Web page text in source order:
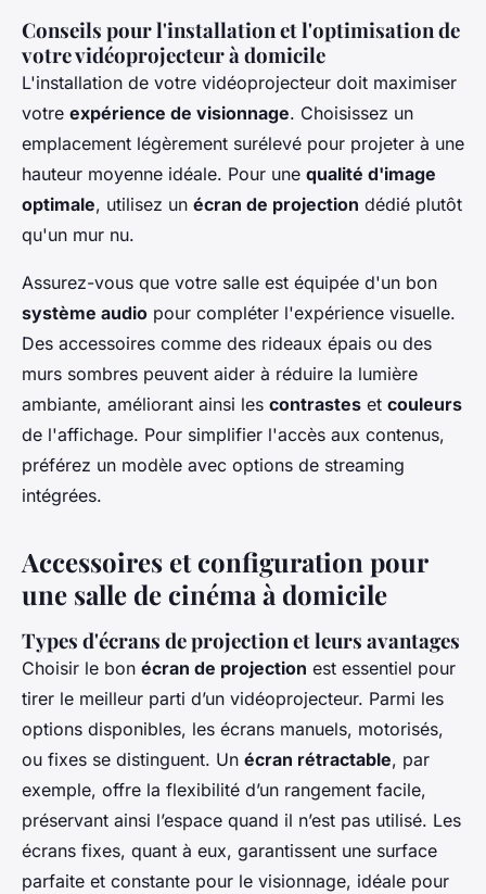
Conseils pour l'installation et l'optimisation de
votre vidéoprojecteur à domicile
L'installation de votre vidéoprojecteur doit maximiser
votre expérience de visionnage. Choisissez un
emplacement légèrement surélevé pour projeter à une
hauteur moyenne idéale. Pour une qualité d'image
optimale, utilisez un écran de projection dédié plutôt
qu'un mur nu.
Assurez-vous que votre salle est équipée d'un bon
système audio pour compléter l'expérience visuelle.
Des accessoires comme des rideaux épais ou des
murs sombres peuvent aider à réduire la lumière
ambiante, améliorant ainsi les contrastes et couleurs
de l'affichage. Pour simplifier l'accès aux contenus,
préférez un modèle avec options de streaming
intégrées.
Accessoires et configuration pour
une salle de cinéma à domicile
Types d'écrans de projection et leurs avantages
Choisir le bon écran de projection est essentiel pour
tirer le meilleur parti d’un vidéoprojecteur. Parmi les
options disponibles, les écrans manuels, motorisés,
ou fixes se distinguent. Un écran rétractable, par
exemple, offre la flexibilité d’un rangement facile,
préservant ainsi l’espace quand il n’est pas utilisé. Les
écrans fixes, quant à eux, garantissent une surface
parfaite et constante pour le visionnage, idéale pour